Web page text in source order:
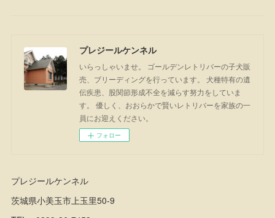
プレジールケンネル
いらっしゃいませ。 ゴールデンレトリバーの子犬販
売、ブリーディングを行っています。 犬種特有の遺
伝疾患、股関節形成不全を減らす努力をしていま
す。 優しく、おおらかで賢いレトリバーを家族の一
員にお迎えください。
フォロー
プレジールケンネル
茨城県小美玉市上玉里50-9